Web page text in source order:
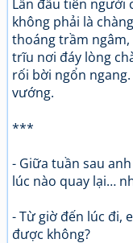
Lần đầu tiên người
không phải là
thoáng trầm
trĩu nơi đáy lòng
rối bời ngổn
vướng.
***
- Giữa tuần sau
lúc nào quay lại…
- Từ giờ đến lúc đi,
được không?